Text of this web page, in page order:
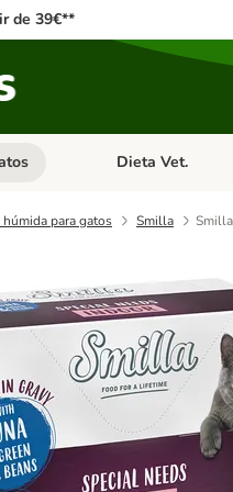
de 39€**
menu de categoria: Cães
Abrir menu de
Dieta Vet.
húmida para gatos Smilla